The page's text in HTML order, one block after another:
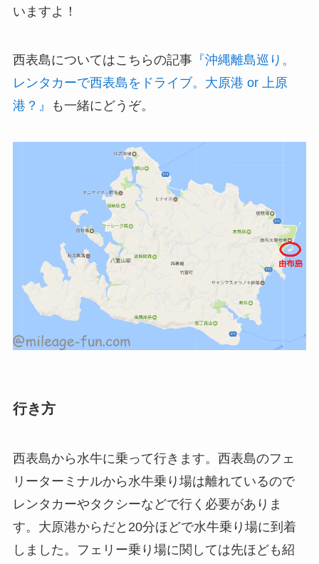
いますよ！
西表島についてはこちらの記事『沖縄離島巡り。
レンタカーで西表島をドライブ。大原港 or 上原
港？』
も一緒にどうぞ。
行き方
西表島から水牛に乗って行きます。西表島のフェ
リーターミナルから水牛乗り場は離れているので
レンタカーやタクシーなどで行く必要がありま
す。大原港からだと20分ほどで水牛乗り場に到着
しました。フェリー乗り場に関しては先ほども紹